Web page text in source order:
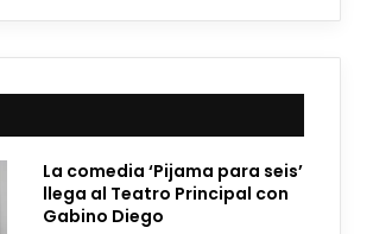
La comedia ‘Pijama para seis’
llega al Teatro Principal con
Gabino Diego